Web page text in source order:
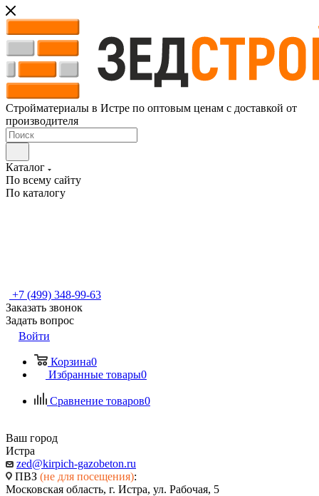
Стройматериалы в Истре по оптовым ценам с доставкой от
производителя
Каталог
По всему сайту
По каталогу
+7 (499) 348-99-63
Заказать звонок
Задать вопрос
Войти
Корзина0
Избранные товары0
Сравнение товаров0
Ваш город
Истра
zed@kirpich-gazobeton.ru
ПВЗ (не для посещения):
Московская область, г. Истра, ул. Рабочая, 5